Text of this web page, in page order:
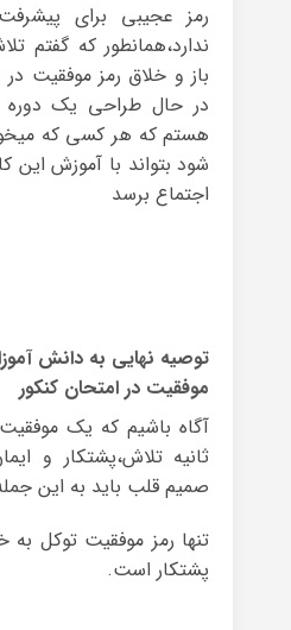
رمز عجیبی برای
ندارد،همانطور که گفتم
باز و خلاق رمز موفقیت
در حال طراحی یک دوره
هستم که هر کسی که
شود بتواند با آموزش این
اجتماع برسد
توصیه نهایی به دانش
موفقیت در امتحان کنکور
آگاه باشیم که یک
ثانیه تلاش،پشتکار و
صمیم قلب باید به این
تنها رمز موفقیت توکل
پشتکار است.